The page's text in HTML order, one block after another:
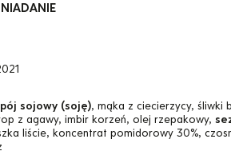
sojowy (soję), mąka z ciecierzycy, śliwki
z agawy, imbir korzeń, olej rzepakowy,
liście, koncentrat pomidorowy 30%,